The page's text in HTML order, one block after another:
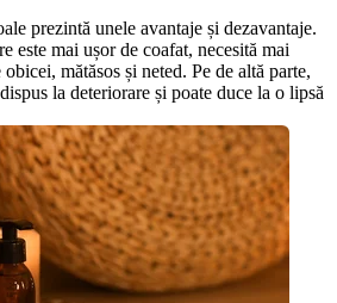
prezintă unele avantaje și dezavantaje.
este mai ușor de coafat, necesită mai
mătăsos și neted. Pe de altă parte,
la deteriorare și poate duce la o lipsă